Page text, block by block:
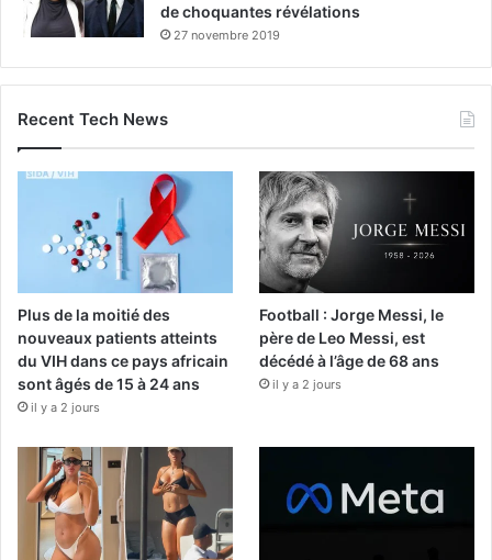
de choquantes révélations
27 novembre 2019
Recent Tech News
Plus de la moitié des
nouveaux patients atteints
du VIH dans ce pays africain
sont âgés de 15 à 24 ans
il y a 2 jours
Football : Jorge Messi, le
père de Leo Messi, est
décédé à l’âge de 68 ans
il y a 2 jours